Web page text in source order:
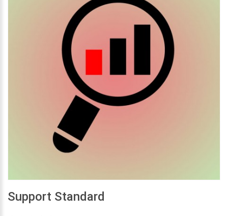
Support Standard